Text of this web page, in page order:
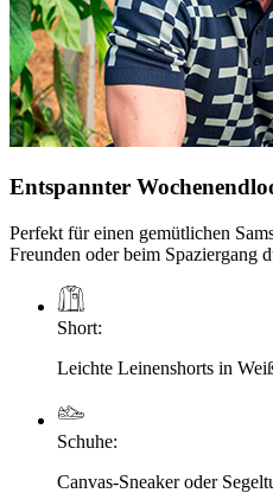
Entspannter
Perfekt für einen gemütlichen
Freunden oder beim Spaziergang
Short:
Leichte Leinenshorts in
Schuhe:
Canvas-Sneaker oder